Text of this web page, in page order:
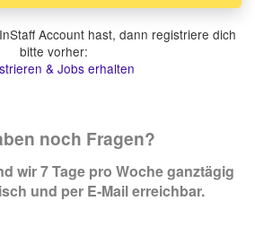
Account hast, dann registriere dich
bitte vorher:
& Jobs erhalten
noch Fragen?
wir 7 Tage pro Woche ganztägig
und per E-Mail erreichbar.